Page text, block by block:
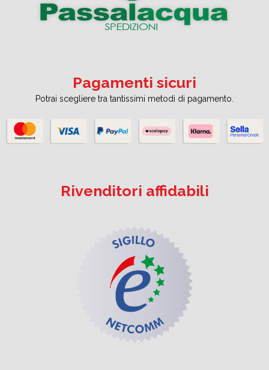
Pagamenti sicuri
Potrai scegliere tra tantissimi metodi di pagamento.
Rivenditori affidabili